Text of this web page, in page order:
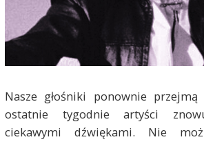
Nasze głośniki ponownie
ostatnie tygodnie artyści
ciekawymi dźwiękami. Nie